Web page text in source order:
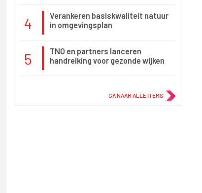
4
Verankeren basiskwaliteit natuur
in omgevingsplan
5
TNO en partners lanceren
handreiking voor gezonde wijken
GA NAAR ALLE ITEMS